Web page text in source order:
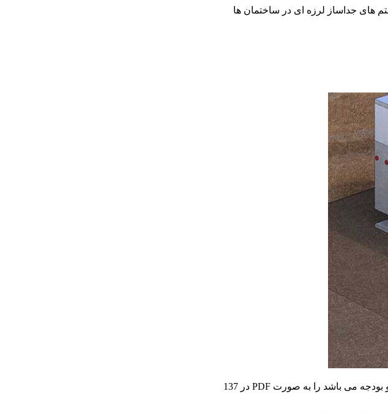
های جداساز لرزه ای در ساختمان ها
راهنمای طراحی و اجرای سیستم های جداساز لرزه ای در ساختمان ها که ضابطه شماره 523 سازمان برنامه و بودجه می باشد را به صورت PDF در 137